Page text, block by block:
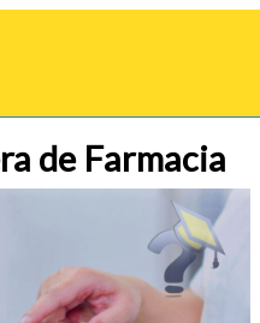
de Farmacia